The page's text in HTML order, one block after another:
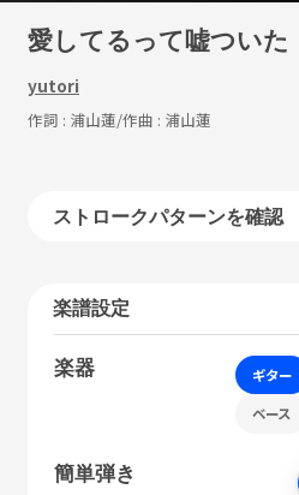
愛してるって嘘ついた
yutori
作詞 : 浦山蓮/作曲 : 浦山蓮
ストロークパターンを確認
楽譜設定
楽器 ギター
ベース
簡単弾き